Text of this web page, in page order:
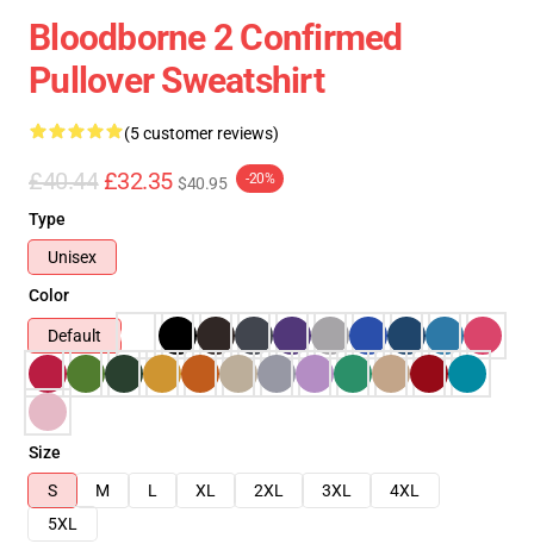
Bloodborne 2 Confirmed
Pullover Sweatshirt
(5 customer reviews)
£40.44 £32.35 $40.95 -20%
Type
Unisex
Color
Default
Size
S
M L XL 2XL 3XL
4XL
5XL